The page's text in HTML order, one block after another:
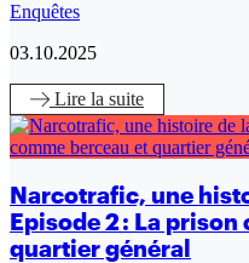
Enquêtes
03.10.2025
Lire la suite
Narcotrafic, une
Episode 2 : La
quartier général